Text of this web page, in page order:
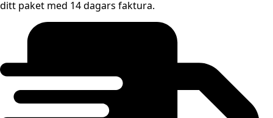
ditt paket med 14 dagars faktura.